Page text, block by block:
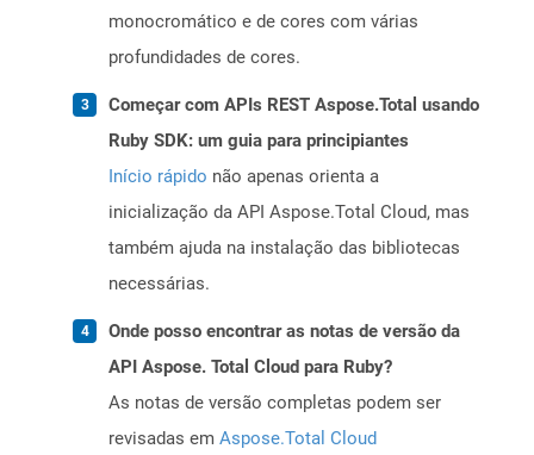
monocromático e de cores com várias
profundidades de cores.
Começar com APIs REST Aspose.Total usando
Ruby SDK: um guia para principiantes
Início rápido não apenas orienta a
inicialização da API Aspose.Total Cloud, mas
também ajuda na instalação das bibliotecas
necessárias.
Onde posso encontrar as notas de versão da
API Aspose. Total Cloud para Ruby?
As notas de versão completas podem ser
revisadas em Aspose.Total Cloud